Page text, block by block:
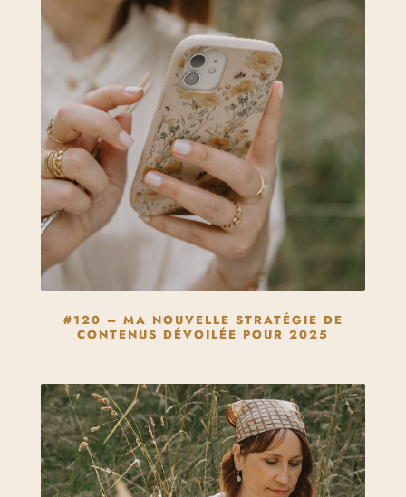
#120 – MA NOUVELLE STRATÉGIE DE
CONTENUS DÉVOILÉE POUR 2025